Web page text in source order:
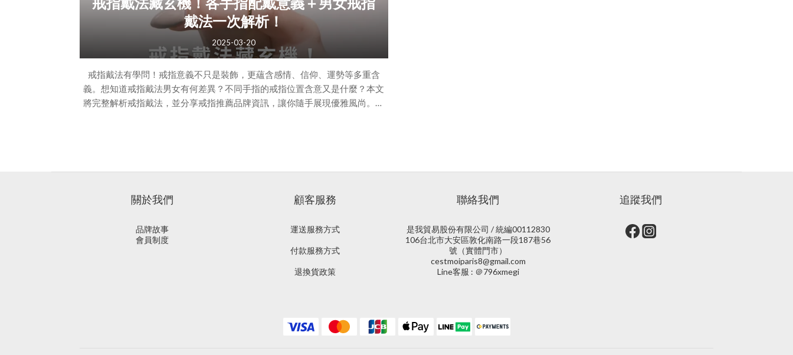
戴法一次解析！
2025-03-20
戒指戴法有學問！戒指意義不只是裝飾，更蘊含感情、信仰、運勢等多重含
義。想知道戒指戴法男女有何差異？不同手指的戒指位置含意又是什麼？本文
將完整解析戒指戴法，並分享戒指推薦品牌資訊，讓你隨手展現優雅風尚。目
關於我們
品牌故事
會員制度
顧客服務
運送服務方式
付款服務方式
退換貨政策
聯絡我們
是我貿易股份有限公司 / 統編00112830
106台北市大安區敦化南路一段187巷56
號（實體門市）
cestmoiparis8@gmail.com
Line客服 : ＠796xmegi
追蹤我們